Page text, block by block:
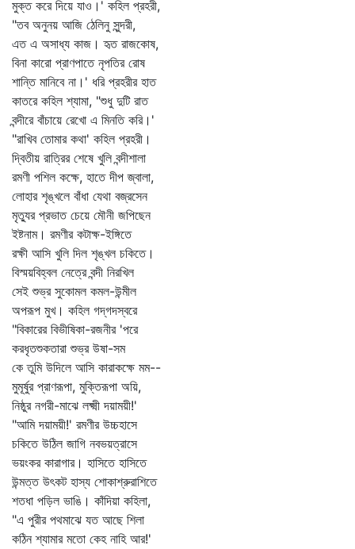
মুক্ত করে দিয়ে যাও।' কহিল প্রহরী,
"তব অনুনয় আজি ঠেলিনু সুন্দরী,
এত এ অসাধ্য কাজ। হৃত রাজকোষ,
বিনা কারো প্রাণপাতে নৃপতির রোষ
শান্তি মানিবে না।' ধরি প্রহরীর হাত
কাতরে কহিল শ্যামা, "শুধু দুটি রাত
বন্দীরে বাঁচায়ে রেখো এ মিনতি করি।'
"রাখিব তোমার কথা' কহিল প্রহরী।
দ্বিতীয় রাত্রির শেষে খুলি বন্দীশালা
রমণী পশিল কক্ষে, হাতে দীপ জ্বালা,
লোহার শৃঙ্খলে বাঁধা যেথা বজ্রসেন
মৃত্যুর প্রভাত চেয়ে মৌনী জপিছেন
ইষ্টনাম। রমণীর কটাক্ষ-ইঙ্গিতে
রক্ষী আসি খুলি দিল শৃঙ্খল চকিতে।
বিস্ময়বিহ্বল নেত্রে বন্দী নিরখিল
সেই শুভ্র সুকোমল কমল-উন্মীল
অপরূপ মুখ। কহিল গদ্‌গদস্বরে
"বিকারের বিভীষিকা-রজনীর 'পরে
করধৃতশুকতারা শুভ্র উষা-সম
কে তুমি উদিলে আসি কারাকক্ষে মম--
মুমূর্ষুর প্রাণরূপা, মুক্তিরূপা অয়ি,
নিষ্ঠুর নগরী-মাঝে লক্ষ্মী দয়াময়ী!'
"আমি দয়াময়ী!' রমণীর উচ্চহাসে
চকিতে উঠিল জাগি নবভয়ত্রাসে
ভয়ংকর কারাগার। হাসিতে হাসিতে
উন্মত্ত উৎকট হাস্য শোকাশ্রুরাশিতে
শতধা পড়িল ভাঙি। কাঁদিয়া কহিলা,
"এ পুরীর পথমাঝে যত আছে শিলা
কঠিন শ্যামার মতো কেহ নাহি আর!'